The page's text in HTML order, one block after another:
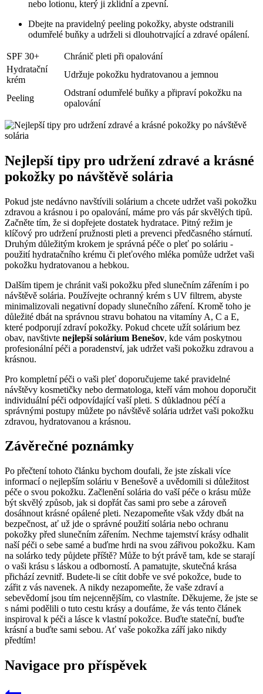
nebo⁣ lotionu, ⁤který ​ji⁣ zklidní a zpevní.
Dbejte na pravidelný peeling pokožky, abyste⁢ odstranili
odumřelé buňky a udrželi si dlouhotrvající a zdravé ‍opálení.
SPF​ 30+
Chránič​ pleti při opalování
Hydratační
krém
Udržuje ‍pokožku hydratovanou a jemnou
Peeling
Odstraní odumřelé buňky a připraví pokožku na
‌opalování
Nejlepší tipy pro udržení zdravé‍ a ‌krásné
‌pokožky po návštěvě solária
Pokud jste ‌nedávno navštívili⁤ solárium a chcete ⁣udržet ⁣vaši pokožku
zdravou a krásnou i po opalování, máme pro vás pár skvělých tipů.
Začněte tím, že si dopřejete dostatek hydratace.⁤ Pitný režim je⁤
klíčový pro udržení ​pružnosti pleti a‍ prevenci⁤ předčasného stárnutí.
Druhým důležitým⁤ krokem je správná péče ⁢o pleť po soláriu ⁤-⁤
použití hydratačního krému či pleťového mléka pomůže ⁢udržet vaši
‍pokožku ‌hydratovanou ‍a ‍hebkou.
Dalším ⁤tipem je chránit vaši pokožku⁣ před slunečním zářením ⁤i po
‍návštěvě solária.‌ Používejte ochranný krém s UV filtrem, ⁤abyste
minimalizovali negativní dopady slunečního záření. Kromě toho je
důležité dbát na správnou stravu bohatou ‍na vitamíny ‌A, C a⁣ E,
které⁤ podporují zdraví pokožky. ⁣Pokud chcete užít ‌solárium⁢ bez
obav, navštivte nejlepší solárium Benešov, kde vám poskytnou
profesionální‍ péči a poradenství, jak udržet vaši pokožku zdravou a
‍krásnou.
Pro kompletní péči‍ o vaši pleť doporučujeme také pravidelné
návštěvy‍ kosmetičky nebo dermatologa, kteří vám mohou doporučit
individuální péči odpovídající vaší‍ pleti. S důkladnou péčí a
správnými postupy můžete po návštěvě solária ‍udržet ⁤vaši ⁣pokožku
zdravou, hydratovanou a ⁣krásnou.
Závěrečné poznámky
Po přečtení tohoto článku bychom doufali, že jste⁤ získali více
informací o​ nejlepším soláriu v Benešově a uvědomili⁣ si důležitost
péče​ o⁣ svou pokožku. Začlenění solária ⁤do vaší péče o krásu může
být skvělý způsob, jak si dopřát čas sami pro sebe a zároveň
dosáhnout krásné opálené pleti. Nezapomeňte však ‌vždy dbát na
bezpečnost, ať ⁣už jde o ‍správné použití⁢ solária ⁤nebo ochranu
pokožky‍ před slunečním zářením. ‌Nechme tajemství krásy odhalit
naší ‌péči o sebe samé a ‍buďme hrdi⁣ na svou zářivou pokožku. Kam⁤
na solárko tedy půjdete příště? Může ⁤to být právě tam, kde se starají‌
o vaši krásu s láskou a ⁤odborností. A pamatujte, skutečná krása
přichází zevnitř. Budete-li se ⁣cítit dobře⁣ ve své pokožce, bude to
zářit z vás navenek. A ⁣nikdy nezapomeňte, že ⁤vaše zdraví a
sebevědomí ⁤jsou tím nejcennějším, co vlastníte. Děkujeme, že ⁣jste se
s námi podělili o tuto cestu krásy‌ a doufáme, ‌že vás tento článek
inspiroval k péči a lásce k vlastní pokožce. Buďte stateční, buďte
krásní‍ a buďte sami sebou. Ať vaše pokožka ​září jako ​nikdy
předtím!
Navigace pro příspěvek